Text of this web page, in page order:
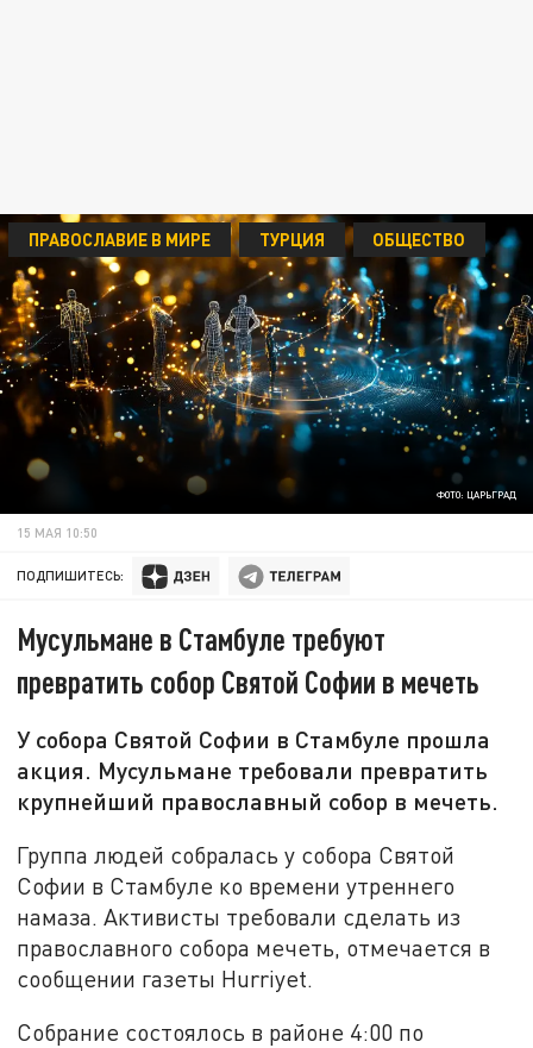
ФОТО: ЦАРЬГРАД
ПРАВОСЛАВИЕ В МИРЕ ТУРЦИЯ ОБЩЕСТВО
15 МАЯ 10:50
ПОДПИШИТЕСЬ:
Мусульмане в Стамбуле требуют
превратить собор Святой Софии в мечеть
У собора Святой Софии в Стамбуле прошла
акция. Мусульмане требовали превратить
крупнейший православный собор в мечеть.
Группа людей собралась у собора Святой
Софии в Стамбуле ко времени утреннего
намаза. Активисты требовали сделать из
православного собора мечеть, отмечается в
сообщении газеты Hurriyet.
Собрание состоялось в районе 4:00 по